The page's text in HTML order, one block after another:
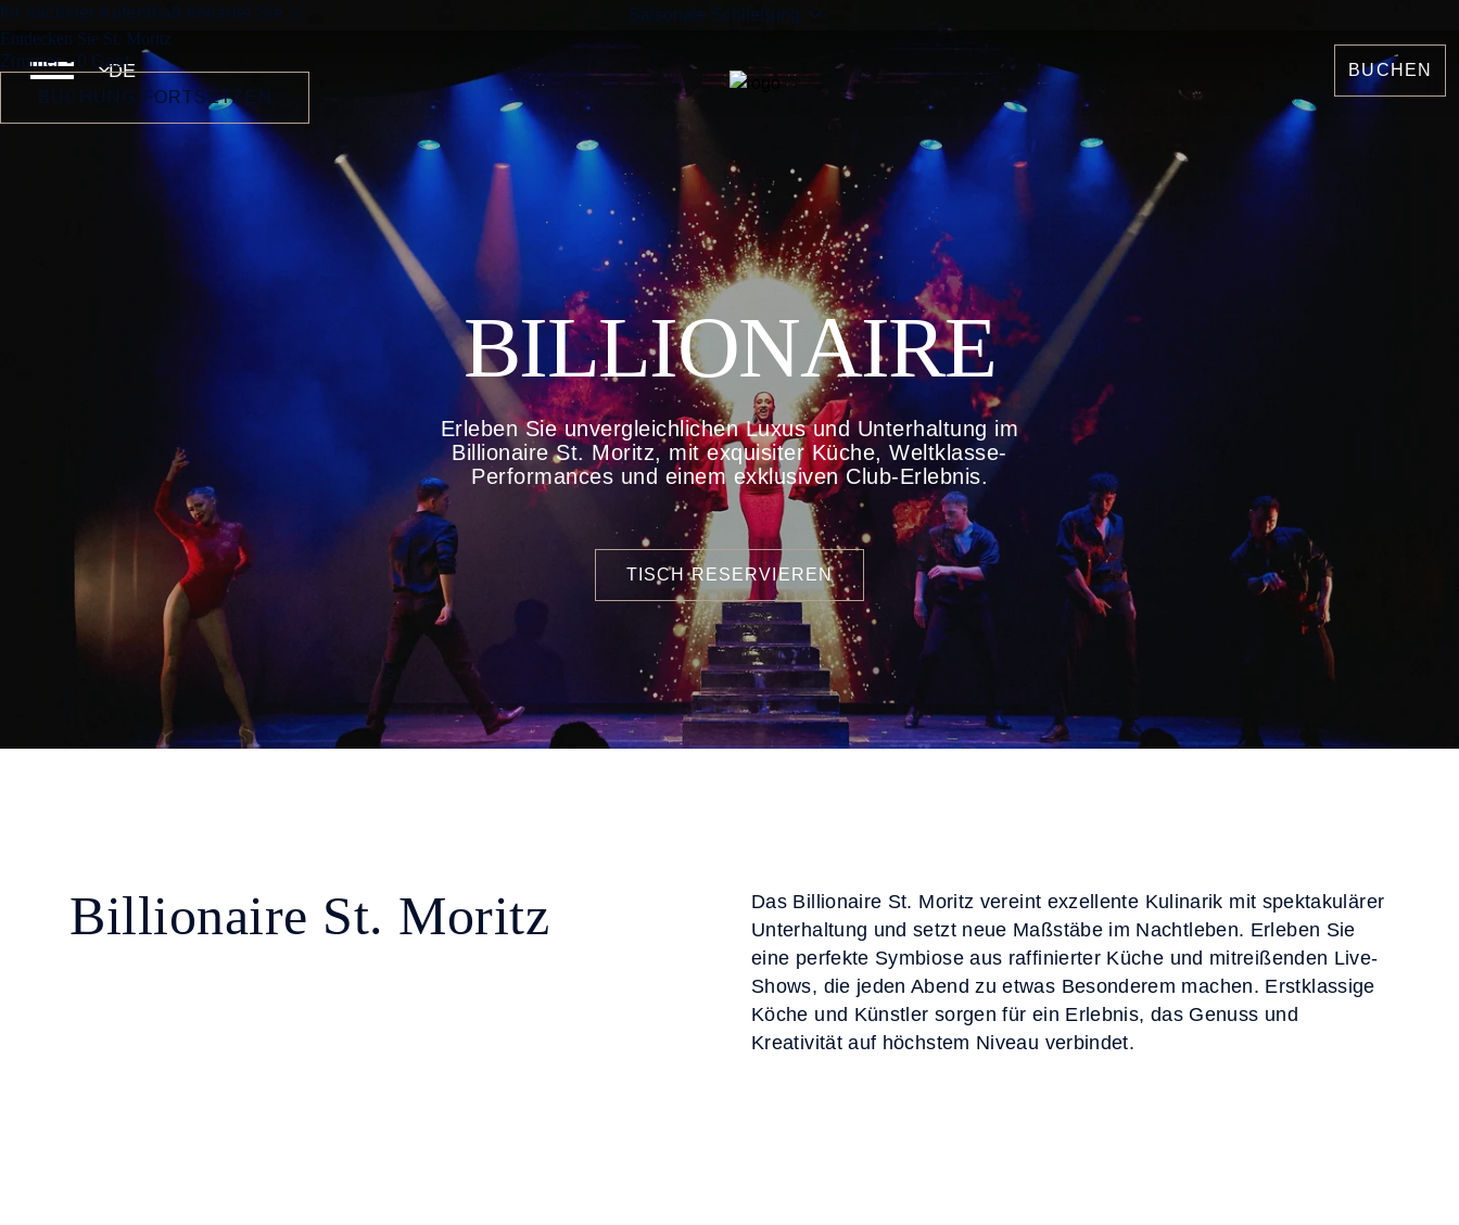
Saisonale Schließung
BUCHEN
BILLIONAIRE
Erleben Sie unvergleichlichen Luxus und Unterhaltung im
Billionaire St. Moritz, mit exquisiter Küche, Weltklasse-
Performances und einem exklusiven Club-Erlebnis.
TISCH RESERVIEREN
Billionaire St. Moritz
Das Billionaire St. Moritz vereint exzellente Kulinarik mit spektakulärer
Unterhaltung und setzt neue Maßstäbe im Nachtleben. Erleben Sie
eine perfekte Symbiose aus raffinierter Küche und mitreißenden Live-
Shows, die jeden Abend zu etwas Besonderem machen. Erstklassige
Köche und Künstler sorgen für ein Erlebnis, das Genuss und
Kreativität auf höchstem Niveau verbindet.
Ihr nächster Aufenthalt erwartet Sie
Entdecken Sie St. Moritz
Zimmer - 0 Gast
BUCHUNG FORTSETZEN